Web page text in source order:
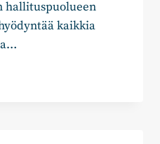
hallituspuolueen
kaikkia